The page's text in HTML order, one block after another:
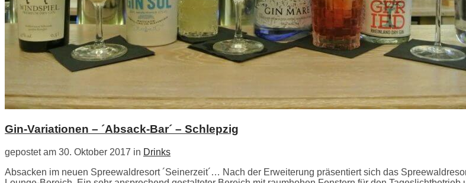
Gin-Variationen – ´Absack-Bar´ – Schlepzig
gepostet am 30. Oktober 2017 in Drinks
Absacken im neuen Spreewaldresort ´Seinerzeit´… Nach der Erweiterung präsentiert sich das